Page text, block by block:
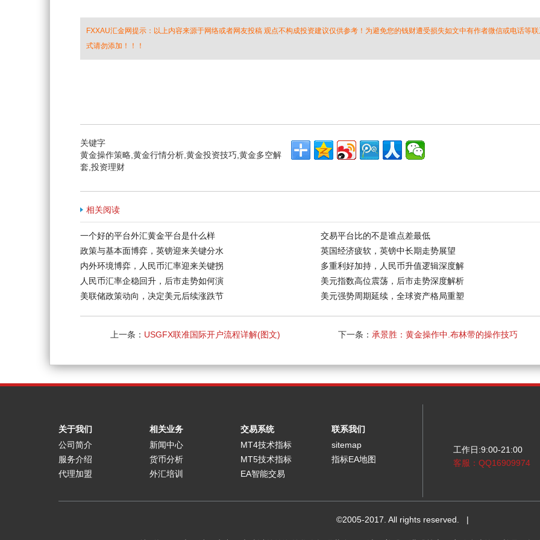
FXXAU汇金网提示：以上内容来源于网络或者网友投稿 观点不构成投资建议仅供参考！为避免您的钱财遭受损失如文中有作者微信或电话等
式请勿添加！！！
关键字
黄金操作策略,黄金行情分析,黄金投资技巧,黄金多空解
套,投资理财
相关阅读
一个好的平台外汇黄金平台是什么样
交易平台比的不是谁点差最低
政策与基本面博弈，英镑迎来关键分水
英国经济疲软，英镑中长期走势展望
内外环境博弈，人民币汇率迎来关键拐
多重利好加持，人民币升值逻辑深度解
人民币汇率企稳回升，后市走势如何演
美元指数高位震荡，后市走势深度解析
美联储政策动向，决定美元后续涨跌节
美元强势周期延续，全球资产格局重塑
上一条： USGFX联准国际开户流程详解(图文) 下一条： 承景胜：黄金操作中.布林带的操作技巧
关于我们
公司简介
服务介绍
代理加盟
相关业务
新闻中心
货币分析
外汇培训
交易系统
MT4技术指标
MT5技术指标
EA智能交易
联系我们
sitemap
指标EA地图
工作日:9:00-21:00
客服：QQ16909974
©2005-2017. All rights reserved. |